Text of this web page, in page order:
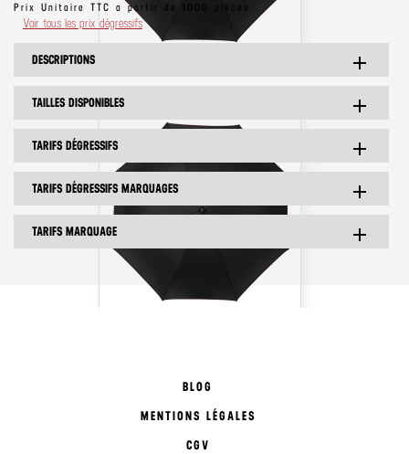
Prix Unitaire TTC a partir de 1000 pièces
Voir tous les prix dégressifs
DESCRIPTIONS add
TAILLES DISPONIBLES add
TARIFS DÉGRESSIFS add
TARIFS DÉGRESSIFS MARQUAGES add
TARIFS MARQUAGE add
BLOG
MENTIONS LÉGALES
CGV